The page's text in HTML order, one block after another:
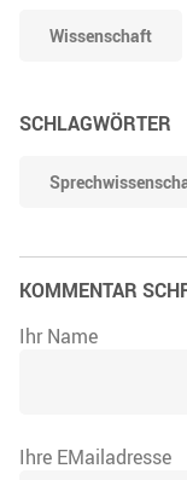
Wissenschaft
SCHLAGWÖRTER
KOMMENTAR
Ihr Name
Ihre EMailadresse